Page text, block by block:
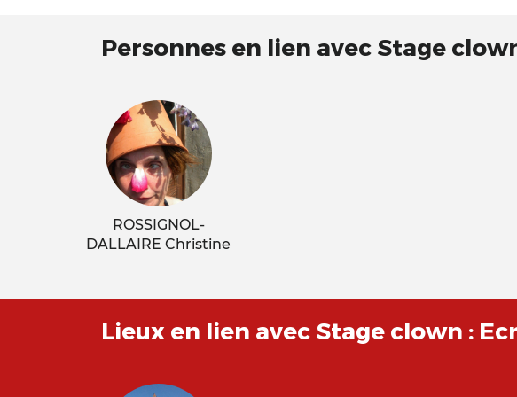
Personnes en lien avec Stage
ROSSIGNOL-
DALLAIRE Christine
Lieux en lien avec Stage clown :